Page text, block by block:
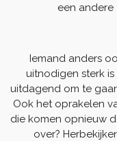
een andere
Iemand anders
uitnodigen sterk
uitdagend om te
Ook het oprakelen
die komen opnieuw
over?